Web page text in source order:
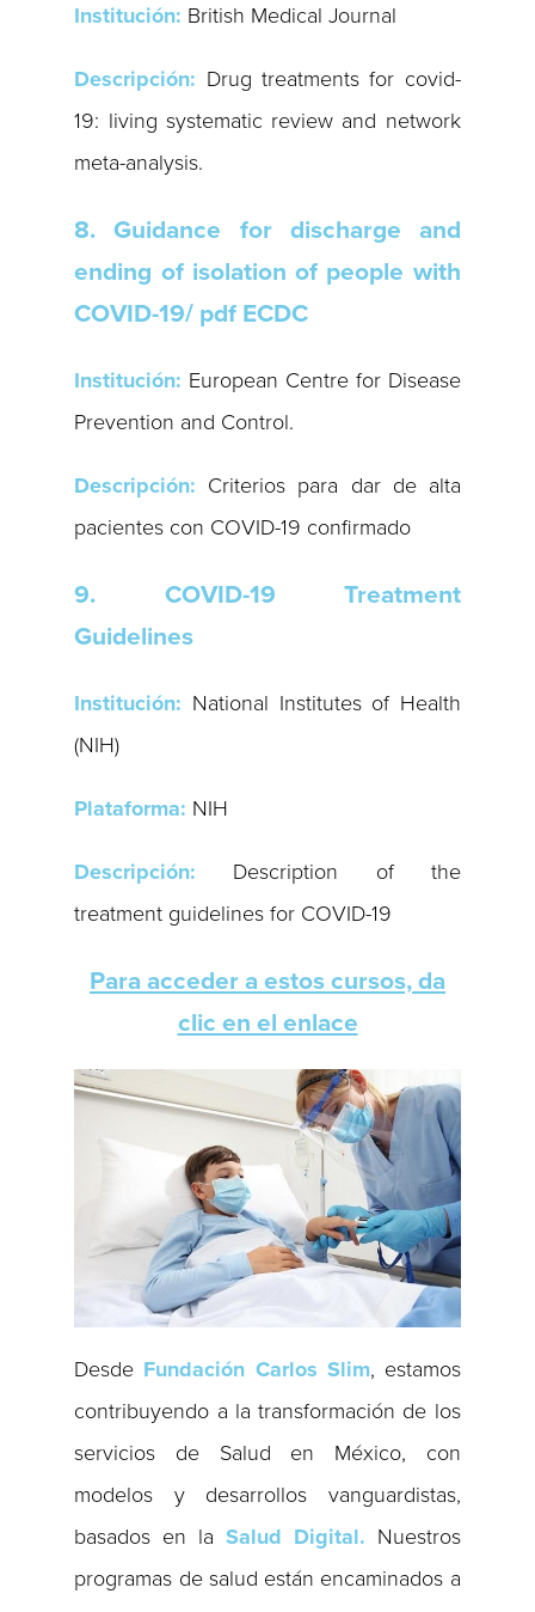
Institución: British Medical Journal
Descripción: Drug treatments for covid-
19: living systematic review and network
meta-analysis.
8. Guidance for discharge and
ending of isolation of people with
COVID-19/ pdf ECDC
Institución: European Centre for Disease
Prevention and Control.
Descripción: Criterios para dar de alta
pacientes con COVID-19 confirmado
9. COVID-19 Treatment
Guidelines
Institución: National Institutes of Health
(NIH)
Plataforma: NIH
Descripción: Description of the
treatment guidelines for COVID-19
Para acceder a estos cursos, da
clic en el enlace
Desde Fundación Carlos Slim, estamos
contribuyendo a la transformación de los
servicios de Salud en México, con
modelos y desarrollos vanguardistas,
basados en la Salud Digital. Nuestros
programas de salud están encaminados a